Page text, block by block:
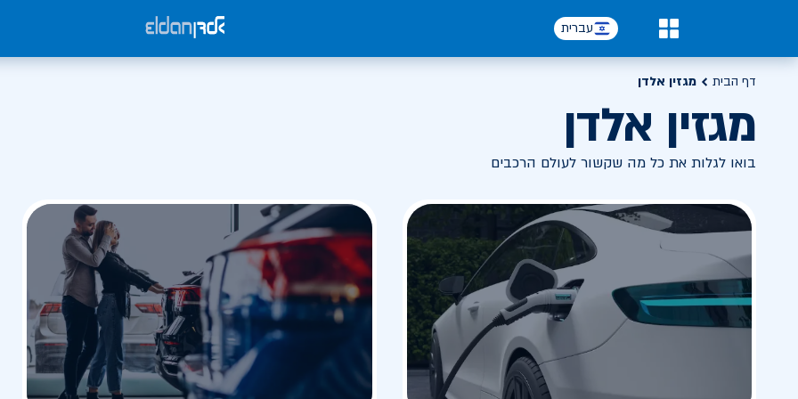
עברית
דף הבית מגזין אלדן
מגזין אלדן
בואו לגלות את כל מה שקשור לעולם הרכבים